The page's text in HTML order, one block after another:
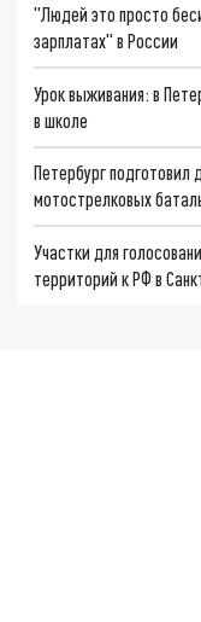
"Людей это просто
зарплатах" в России
Урок выживания: в
в школе
Петербург подготовил
мотострелковых
Участки для
территорий к РФ в